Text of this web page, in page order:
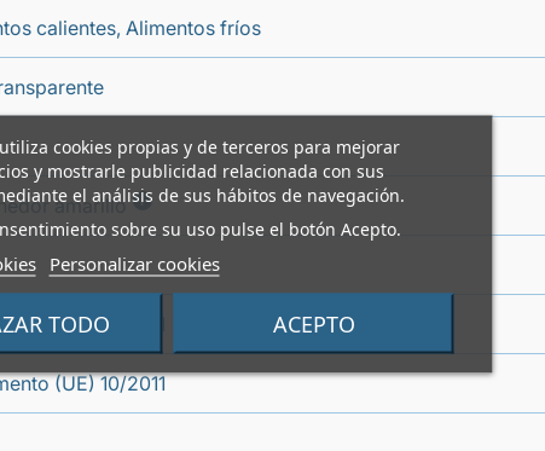
cookies propias y de terceros para mejorar
y mostrarle publicidad relacionada con sus
el análisis de sus hábitos de navegación.
sobre su uso pulse el botón Acepto.
Personalizar cookies
TODO ACEPTO
calientes, Alimentos fríos
amarillo i
(UE) 10/2011
(UE) 10/2011